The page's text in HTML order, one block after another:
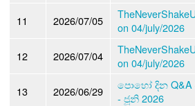
11 2026/07/05
on 04/july/2026
12 2026/07/04
on 04/july/2026
13 2026/06/29
පොහෝ දින Q&A
- ජූනි 2026